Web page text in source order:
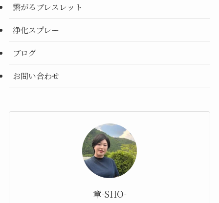
繋がるブレスレット
浄化スプレー
ブログ
お問い合わせ
章-SHO-